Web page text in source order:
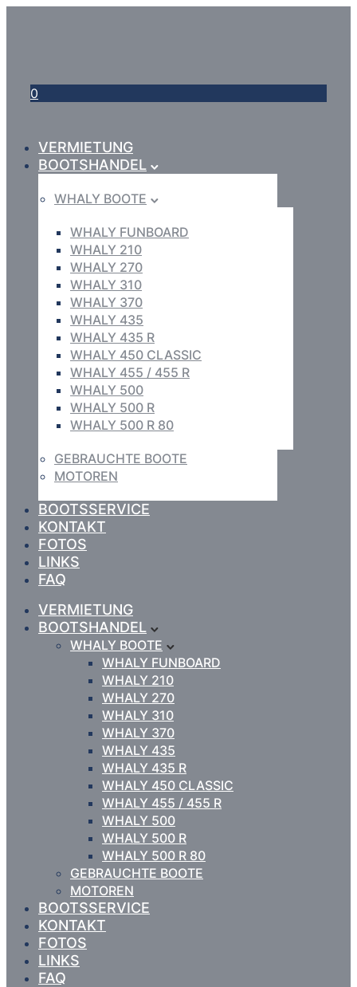
0
VERMIETUNG
BOOTSHANDEL
WHALY BOOTE
WHALY FUNBOARD
WHALY 210
WHALY 270
WHALY 310
WHALY 370
WHALY 435
WHALY 435 R
WHALY 450 CLASSIC
WHALY 455 / 455 R
WHALY 500
WHALY 500 R
WHALY 500 R 80
GEBRAUCHTE BOOTE
MOTOREN
BOOTSSERVICE
KONTAKT
FOTOS
LINKS
FAQ
VERMIETUNG
BOOTSHANDEL
WHALY BOOTE
WHALY FUNBOARD
WHALY 210
WHALY 270
WHALY 310
WHALY 370
WHALY 435
WHALY 435 R
WHALY 450 CLASSIC
WHALY 455 / 455 R
WHALY 500
WHALY 500 R
WHALY 500 R 80
GEBRAUCHTE BOOTE
MOTOREN
BOOTSSERVICE
KONTAKT
FOTOS
LINKS
FAQ